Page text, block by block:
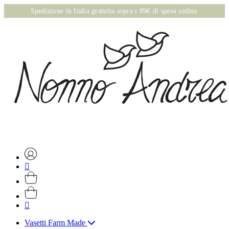
Spedizione in Italia gratuita sopra i 89€ di spesa online
Vasetti Farm Made